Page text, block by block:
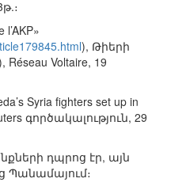
l’AKP»
), Թիերի
Voltaire, 19
Syria fighters set up in
գործակալություն, 29
դպրոց էր, այն
Պանամայում։